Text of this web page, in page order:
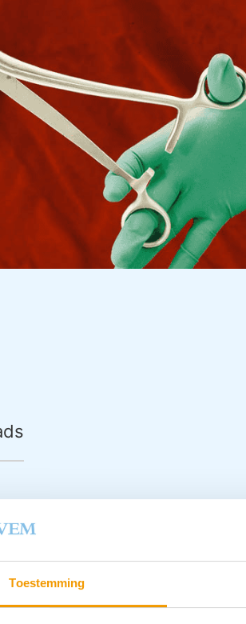
Toestemming
Veterinair
veel wordt gebruikt bij gynaecologische
van weefsel bij dilatatie en
licht gebogen en bieden daardoor meer
De tang is voorzien van verwisselbare